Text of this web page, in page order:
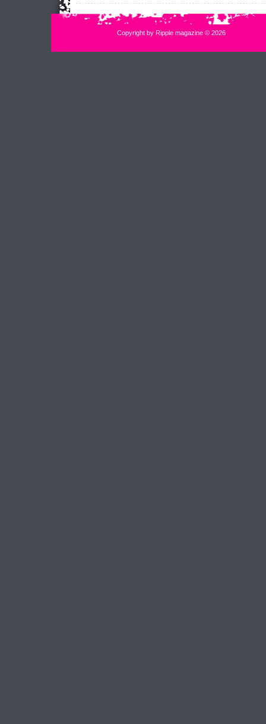
Copyright by Ripple magazine © 2026